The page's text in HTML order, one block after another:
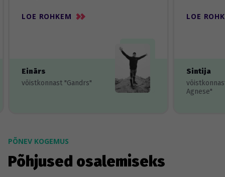
LOE ROHKEM
Einārs
võistkonnast "Gandrs"
LOE
Sintija
Agnese"
PÕNEV KOGEMUS
Põhjused osalemiseks